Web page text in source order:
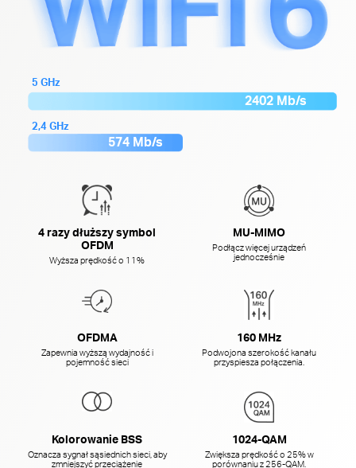
5 GHz
2402 Mb/s
2,4 GHz
574 Mb/s
4 razy dłuższy symbol
OFDM
Wyższa prędkość o 11%
MU-MIMO
Podłącz więcej urządzeń
jednocześnie
OFDMA
Zapewnia wyższą wydajność i
pojemność sieci
160 MHz
Podwojona szerokość kanału
przyspiesza połączenia.
Kolorowanie BSS
Oznacza sygnał sąsiednich sieci, aby
zmniejszyć przeciążenie
1024-QAM
Zwiększa prędkość o 25% w
porównaniu z 256-QAM.